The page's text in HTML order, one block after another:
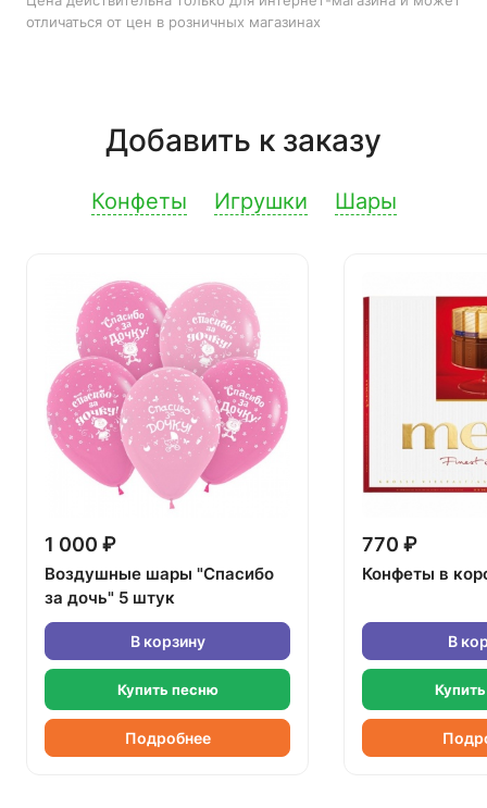
отличаться от цен в розничных магазинах
Добавить к заказу
Конфеты Игрушки Шары
1 000 ₽
Воздушные шары "Спасибо
за дочь" 5 штук
В корзину
Купить песню
Подробнее
770 ₽
Конфеты в
В